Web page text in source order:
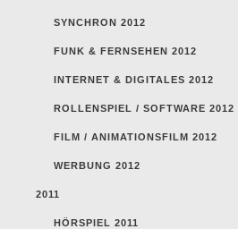
SYNCHRON 2012
FUNK & FERNSEHEN 2012
INTERNET & DIGITALES 2012
ROLLENSPIEL / SOFTWARE 2012
FILM / ANIMATIONSFILM 2012
WERBUNG 2012
2011
HÖRSPIEL 2011